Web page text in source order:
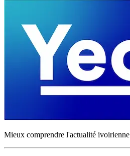
Mieux comprendre l'actualité ivoirienne